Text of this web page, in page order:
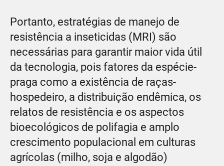
Portanto, estratégias de manejo de
resistência a inseticidas (MRI) são
necessárias para garantir maior vida útil
da tecnologia, pois fatores da espécie-
praga como a existência de raças-
hospedeiro, a distribuição endêmica, os
relatos de resistência e os aspectos
bioecológicos de polifagia e amplo
crescimento populacional em culturas
agrícolas (milho, soja e algodão)